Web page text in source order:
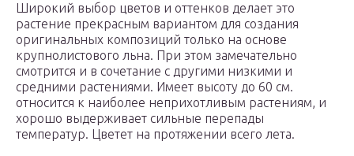
Широкий выбор цветов и оттенков делает это
растение прекрасным вариантом для создания
оригинальных композиций только на основе
крупнолистового льна. При этом замечательно
смотрится и в сочетание с другими низкими и
средними растениями. Имеет высоту до 60 см.
относится к наиболее неприхотливым растениям, и
хорошо выдерживает сильные перепады
температур. Цветет на протяжении всего лета.